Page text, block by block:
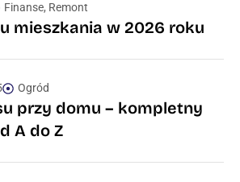
Finanse, Remont
mieszkania w 2026 roku
Ogród
przy domu – kompletny
A do Z